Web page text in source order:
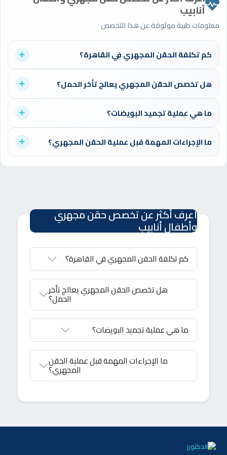
أنابيب
معلومات طبية موثوقة عن هذا التخصص
كم تكلفة الحقن المجهري في القاهرة؟
تختلف التكلفة باختلاف المركز والطبيب، ولكن عبر الموقع الإلكتروني
aldoctorz يمكنك بسهولة مقارنة الأسعار واختيار الطبيب الأنسب لك
هل تخصص الحقن المجهري يعالج تأخر الحمل؟
نعم، أطباء الحقن المجهري هم المتخصصون في علاج تأخر الحمل
والعقم. من خلال موقع الدكتورز يمكنك اختيار الطبيب الذي يناسب
ما هي عملية تجميد البويضات؟
هي تقنية حديثة لحفظ البويضات للاستخدام المستقبلي في حالات
تأخر الحمل أو قبل العلاج من بعض الأمراض. عبر منصة الدكتورز
يمكنك استشارة أطباء متخصصين لتحديد مدى مناسبة العملية لك.
ما الإجراءات المهمة قبل عملية الحقن المجهري؟
اعرف أكثر عن تخصص حقن مجهري
وأطفال أنابيب
كم تكلفة الحقن المجهري في القاهرة؟
هل تخصص الحقن المجهري يعالج تأخر
الحمل؟
ما هي عملية تجميد البويضات؟
ما الإجراءات المهمة قبل عملية الحقن
المجهري؟